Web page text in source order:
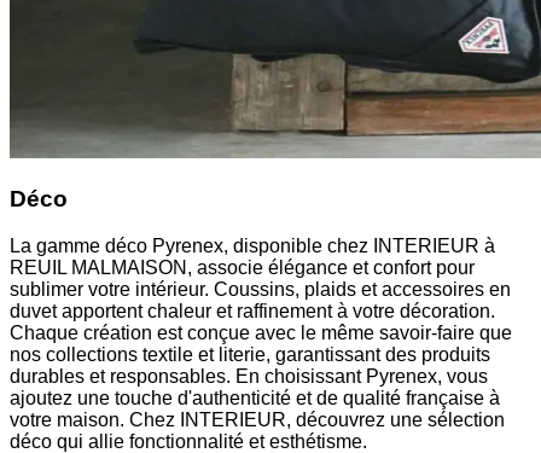
Déco
La gamme déco Pyrenex, disponible chez INTERIEUR à
REUIL MALMAISON, associe élégance et confort pour
sublimer votre intérieur. Coussins, plaids et accessoires en
duvet apportent chaleur et raffinement à votre décoration.
Chaque création est conçue avec le même savoir-faire que
nos collections textile et literie, garantissant des produits
durables et responsables. En choisissant Pyrenex, vous
ajoutez une touche d'authenticité et de qualité française à
votre maison. Chez INTERIEUR, découvrez une sélection
déco qui allie fonctionnalité et esthétisme.